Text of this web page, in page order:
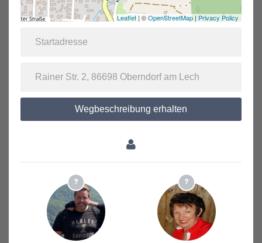
Leaflet | ©OpenStreetMap | Privacy Policy
Wegbeschreibung erhalten